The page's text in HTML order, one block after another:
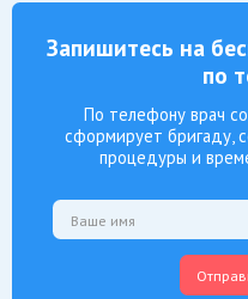
Запишитесь на
по
По телефону врач
сформирует бригаду,
процедуры и